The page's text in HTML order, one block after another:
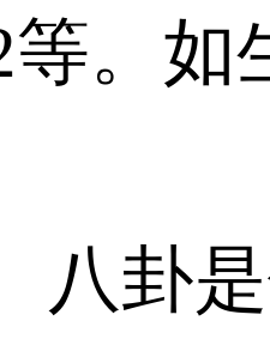
等。如
八卦